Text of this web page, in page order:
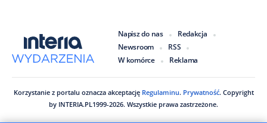
Napisz do nas
Redakcja
Newsroom
RSS
W komórce
Reklama
Korzystanie z portalu oznacza akceptację Regulaminu. Prywatność. Copyright
by INTERIA.PL1999-2026. Wszystkie prawa zastrzeżone.